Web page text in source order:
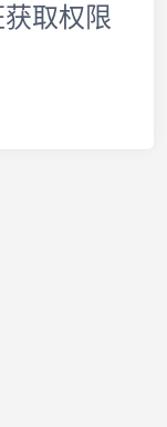
取权限